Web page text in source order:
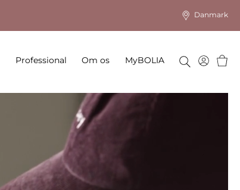
Danmark
Professional Om os MyBOLIA Kurv